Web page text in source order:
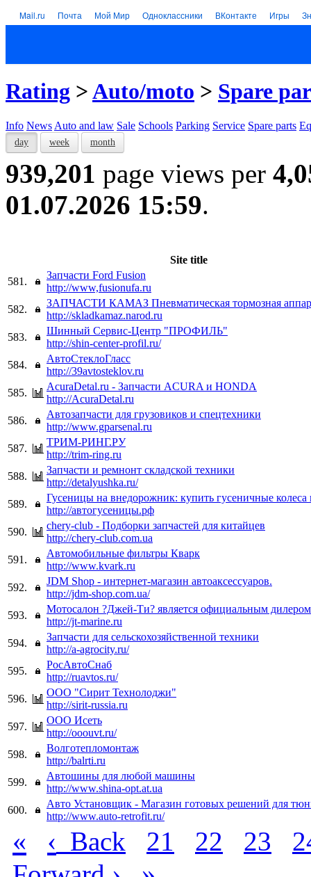
Mail.ru Почта Мой Мир Одноклассники ВКонтакте Игры
Rating >Auto/moto > Spare
Info News Auto and law Sale Schools Parking Service Spare parts
day week month
939,201 page views per
01.07.2026 15:59.
Site title
581.
Запчасти Ford Fusion
http://www,fusionufa.ru
582.
ЗАПЧАСТИ КАМАЗ Пневматическая тормозная
http://skladkamaz.narod.ru
583.
Шинный Сервис-Центр "ПРОФИЛЬ"
http://shin-center-profil.ru/
584.
АвтоСтеклоГласс
http://39avtosteklov.ru
585.
AcuraDetal.ru - Запчасти ACURA и HONDA
http://AcuraDetal.ru
586.
Автозапчасти для грузовиков и спецтехники
http://www.gparsenal.ru
587.
ТРИМ-РИНГ.РУ
http://trim-ring.ru
588.
Запчасти и ремнонт складской техники
http://detalyushka.ru/
589.
Гусеницы на внедорожник: купить гусеничные
http://автогусеницы.рф
590.
chery-club - Подборки запчастей для китайцев
http://chery-club.com.ua
591.
Автомобильные фильтры Кварк
http://www.kvark.ru
592.
JDM Shop - интернет-магазин автоаксессуаров.
http://jdm-shop.com.ua/
593.
Мотосалон ?Джей-Ти? является официальным дилером
http://jt-marine.ru
594.
Запчасти для сельскохозяйственной техники
http://a-agrocity.ru/
595.
РосАвтоСнаб
http://ruavtos.ru/
596.
ООО "Сирит Технолоджи"
http://sirit-russia.ru
597.
ООО Исеть
http://ooouvt.ru/
598.
Волготепломонтаж
http://balrti.ru
599.
Автошины для любой машины
http://www.shina-opt.at.ua
600.
Авто Установщик - Магазин готовых решений для
http://www.auto-retrofit.ru/
« ‹ Back 21 22 23